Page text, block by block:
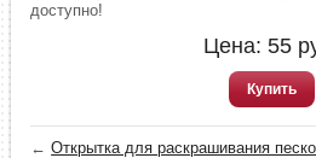
доступно!
Цена: 55
Купить
←Открытка для раскрашивания